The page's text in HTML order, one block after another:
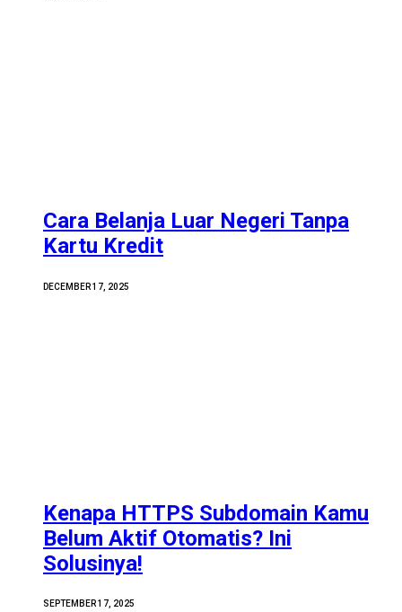
Cara Belanja Luar Negeri Tanpa
Kartu Kredit
DECEMBER 17, 2025
Kenapa HTTPS Subdomain Kamu
Belum Aktif Otomatis? Ini
Solusinya!
SEPTEMBER 17, 2025